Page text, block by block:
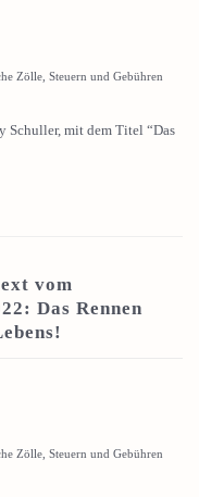
Zölle, Steuern und Gebühren
Schuller, mit dem Titel “Das
vom
Das Rennen
Zölle, Steuern und Gebühren